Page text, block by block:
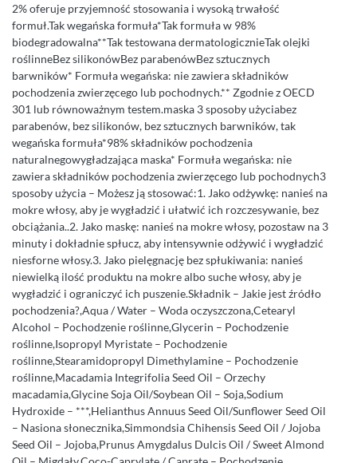
2% oferuje przyjemność stosowania i wysoką trwałość
formuł.Tak wegańska formuła*Tak formuła w 98%
biodegradowalna**Tak testowana dermatologicznieTak olejki
roślinneBez silikonówBez parabenówBez sztucznych
barwników* Formuła wegańska: nie zawiera składników
pochodzenia zwierzęcego lub pochodnych.** Zgodnie z OECD
301 lub równoważnym testem.maska 3 sposoby użyciabez
parabenów, bez silikonów, bez sztucznych barwników, tak
wegańska formuła*98% składników pochodzenia
naturalnegowygładzająca maska* Formuła wegańska: nie
zawiera składników pochodzenia zwierzęcego lub pochodnych3
sposoby użycia – Możesz ją stosować:1. Jako odżywkę: nanieś na
mokre włosy, aby je wygładzić i ułatwić ich rozczesywanie, bez
obciążania..2. Jako maskę: nanieś na mokre włosy, pozostaw na 3
minuty i dokładnie spłucz, aby intensywnie odżywić i wygładzić
niesforne włosy.3. Jako pielęgnację bez spłukiwania: nanieś
niewielką ilość produktu na mokre albo suche włosy, aby je
wygładzić i ograniczyć ich puszenie.Składnik – Jakie jest źródło
pochodzenia?,Aqua / Water – Woda oczyszczona,Cetearyl
Alcohol – Pochodzenie roślinne,Glycerin – Pochodzenie
roślinne,Isopropyl Myristate – Pochodzenie
roślinne,Stearamidopropyl Dimethylamine – Pochodzenie
roślinne,Macadamia Integrifolia Seed Oil – Orzechy
macadamia,Glycine Soja Oil/Soybean Oil – Soja,Sodium
Hydroxide – ***,Helianthus Annuus Seed Oil/Sunflower Seed Oil
– Nasiona słonecznika,Simmondsia Chihensis Seed Oil / Jojoba
Seed Oil – Jojoba,Prunus Amygdalus Dulcis Oil / Sweet Almond